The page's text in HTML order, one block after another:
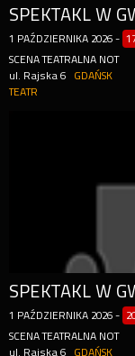
SPEKTAKL W
1 PAŹDZIERNIKA 2026 -
SCENA TEATRALNA NOT
ul. Rajska 6
GDAŃSK
TEATR
SPEKTAKL W
1 PAŹDZIERNIKA 2026 -
SCENA TEATRALNA NOT
ul. Rajska 6
GDAŃSK